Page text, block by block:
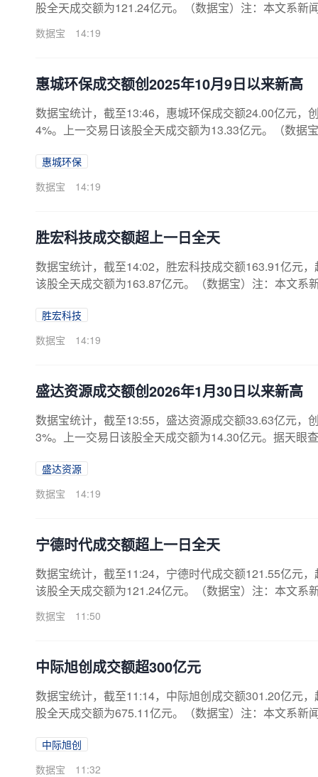
股全天成交额为121.24亿元。（数据宝）注：本文系
数据宝 14:19
惠城环保成交额创2025年10月9日以来新高
数据宝统计，截至13:46，惠城环保成交额24.00亿元，
4%。上一交易日该股全天成交额为13.33亿元。（数据
惠城环保
数据宝
14:19
胜宏科技成交额超上一日全天
数据宝统计，截至14:02，胜宏科技成交额163.91亿元
该股全天成交额为163.87亿元。（数据宝）注：本文
胜宏科技
数据宝
14:19
盛达资源成交额创2026年1月30日以来新高
数据宝统计，截至13:55，盛达资源成交额33.63亿元，
3%。上一交易日该股全天成交额为14.30亿元。据天眼
盛达资源
数据宝
14:19
宁德时代成交额超上一日全天
数据宝统计，截至11:24，宁德时代成交额121.55亿元
该股全天成交额为121.24亿元。（数据宝）注：本文
数据宝 11:50
中际旭创成交额超300亿元
数据宝统计，截至11:14，中际旭创成交额301.20亿元
股全天成交额为675.11亿元。（数据宝）注：本文系
中际旭创
数据宝
11:32